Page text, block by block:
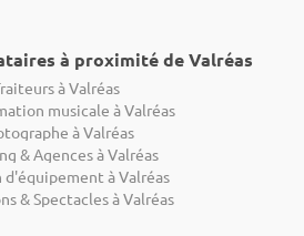
à proximité de Valréas
à Valréas
musicale à Valréas
à Valréas
& Agences à Valréas
d'équipement à Valréas
& Spectacles à Valréas